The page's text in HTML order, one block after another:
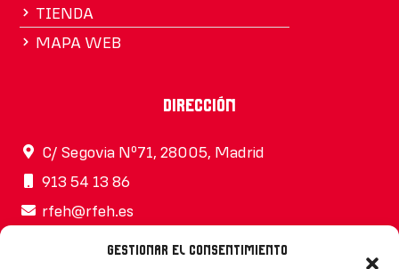
Gestionar el consentimiento
TIENDA
MAPA WEB
Dirección
C/ Segovia Nº71, 28005, Madrid
913 54 13 86
rfeh@rfeh.es